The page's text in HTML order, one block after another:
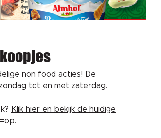
non food acties! De
tot en met zaterdag.
Klik hier en bekijk de huidige